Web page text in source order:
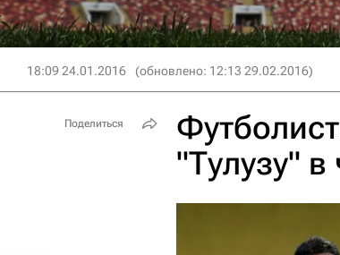
18:09 24.01.2016 (обновлено: 12:13 29.02.2016)
"Тулузу"
Поделиться